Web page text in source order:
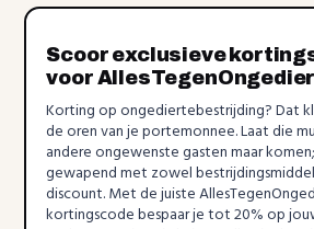
Scoor exclusieve
voor
Korting op ongediertebestrijding? Dat
de oren van je portemonnee. Laat die
andere ongewenste gasten maar
gewapend met zowel
discount. Met de juiste
kortingscode bespaar je tot 20% op